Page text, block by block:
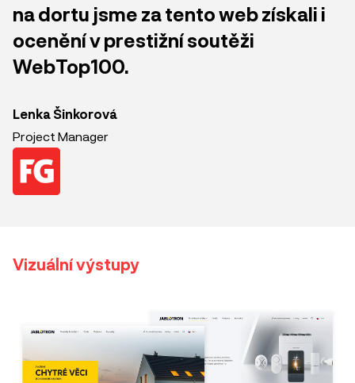
na dortu jsme za tento web získali i
ocenění v prestižní soutěži
WebTop100.
Lenka Šinkorová
Project Manager
Vizuální výstupy